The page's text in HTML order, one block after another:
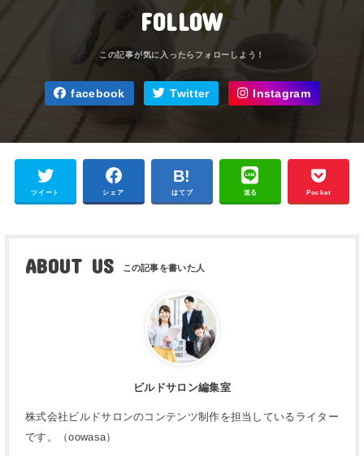
FOLLOW
facebook Twitter Instagram
ツイート シェア はてブ 送る Pocket
ABOUT US
ビルドサロン編集室
株式会社ビルドサロンのコンテンツ制作を担当しているライター
です。（oowasa）